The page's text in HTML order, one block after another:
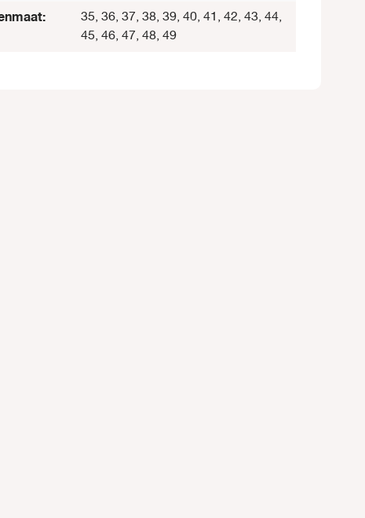
35, 36, 37, 38, 39, 40, 41, 42, 43, 44,
45, 46, 47, 48, 49